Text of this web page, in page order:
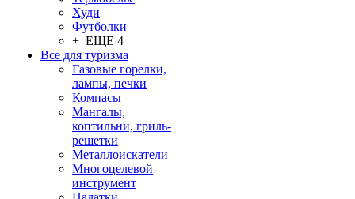
Худи
Футболки
+ ЕЩЕ 4
Все для туризма
Газовые горелки,
лампы, печки
Компасы
Мангалы,
коптильни, гриль-
решетки
Металлоискатели
Многоцелевой
инструмент